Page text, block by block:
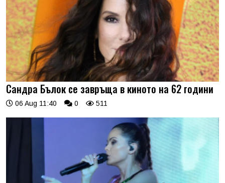
Сандра Бълок се завръща в киното на 62 години
06 Aug 11:40 0 511